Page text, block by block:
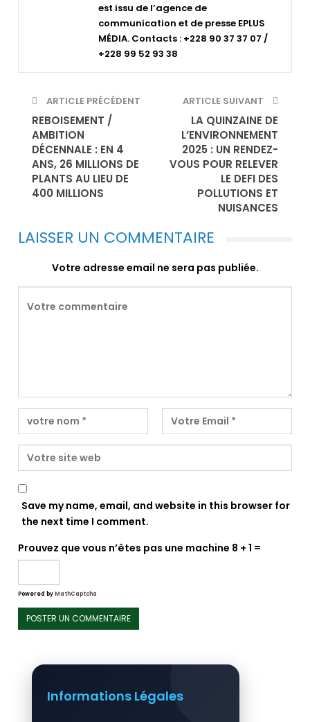
est issu de l’agence de
communication et de presse EPLUS
MÉDIA. Contacts : +228 90 37 37 07 /
+228 99 52 93 38
ARTICLE PRÉCÉDENT
REBOISEMENT /
AMBITION
DÉCENNALE : EN 4
ANS, 26 MILLIONS DE
PLANTS AU LIEU DE
400 MILLIONS
ARTICLE SUIVANT
LA QUINZAINE DE
L’ENVIRONNEMENT
2025 : UN RENDEZ-
VOUS POUR RELEVER
LE DEFI DES
POLLUTIONS ET
NUISANCES
LAISSER UN COMMENTAIRE
Votre adresse email ne sera pas publiée.
Save my name, email, and website in this browser for
the next time I comment.
Prouvez que vous n’êtes pas une machine 8 + 1 =
Powered byMathCaptcha
Informations Légales